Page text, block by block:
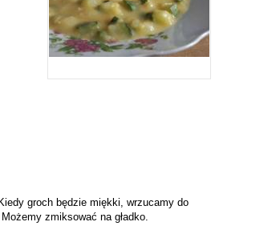
groch będzie miękki, wrzucamy do
zmiksować na gładko.